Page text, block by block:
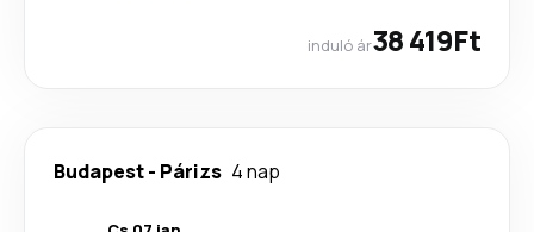
induló ár38 419Ft
Budapest- Párizs 4 nap